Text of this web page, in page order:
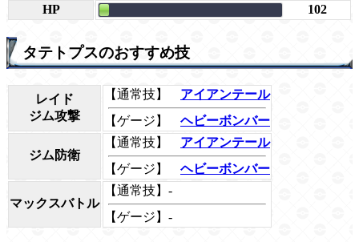
HP
102
タテトプスのおすすめ技
レイド
ジム攻撃
【通常技】
アイアンテール
【ゲージ】
ヘビーボンバー
ジム防衛
【通常技】
アイアンテール
【ゲージ】
ヘビーボンバー
マックスバトル
【通常技】-
【ゲージ】-